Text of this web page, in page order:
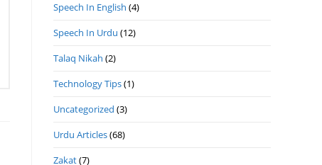
Speech In English (4)
Speech In Urdu (12)
Talaq Nikah (2)
Technology Tips(1)
Uncategorized (3)
Urdu Articles(68)
Zakat(7)